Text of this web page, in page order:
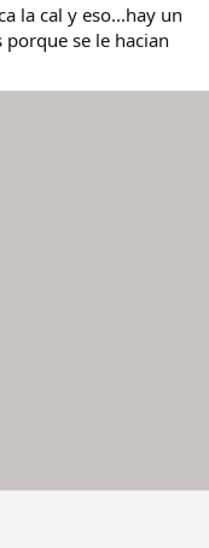
la cal y eso...hay un
se le hacian